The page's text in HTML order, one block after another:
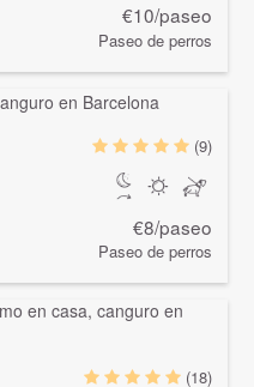
€10/paseo
Paseo de perros
(9)
€8/paseo
Paseo de perros
(18)